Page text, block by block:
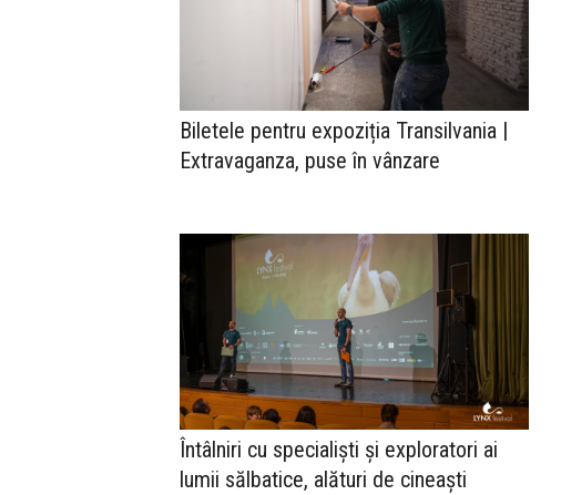
Biletele pentru expoziția Transilvania |
Extravaganza, puse în vânzare
Întâlniri cu specialiști și exploratori ai
lumii sălbatice, alături de cineaști